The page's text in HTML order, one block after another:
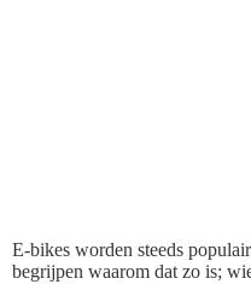
E-bikes worden steeds
begrijpen waarom dat zo is;